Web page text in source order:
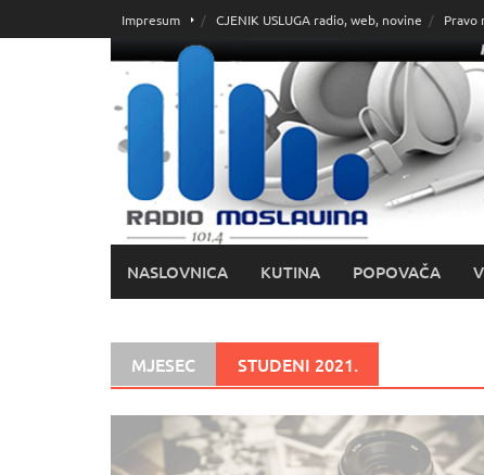
do
Impresum CJENIK USLUGA radio, web, novine Pravo
NASLOVNICA KUTINA POPOVAČA
MJESEC STUDENI 2021.